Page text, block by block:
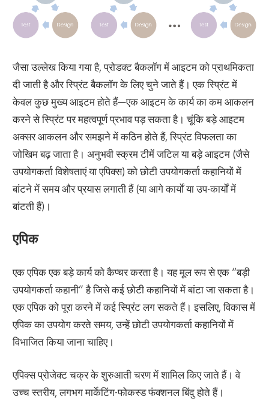
जैसा उल्लेख किया गया है, प्रोडक्ट बैकलॉग में आइटम को प्राथमिकता
दी जाती है और स्प्रिंट बैकलॉग के लिए चुने जाते हैं। एक स्प्रिंट में
केवल कुछ मुख्य आइटम होते हैं—एक आइटम के कार्य का कम आकलन
करने से स्प्रिंट पर महत्वपूर्ण प्रभाव पड़ सकता है। चूंकि बड़े आइटम
अक्सर आकलन और समझने में कठिन होते हैं, स्प्रिंट विफलता का
जोखिम बढ़ जाता है। अनुभवी स्क्रम टीमें जटिल या बड़े आइटम (जैसे
उपयोगकर्ता विशेषताएं या एपिक्स) को छोटी उपयोगकर्ता कहानियों में
बांटने में समय और प्रयास लगाती हैं (या आगे कार्यों या उप-कार्यों में
बांटती हैं)।
एपिक
एक एपिक एक बड़े कार्य को कैप्चर करता है। यह मूल रूप से एक “बड़ी
उपयोगकर्ता कहानी” है जिसे कई छोटी कहानियों में बांटा जा सकता है।
एक एपिक को पूरा करने में कई स्प्रिंट लग सकते हैं। इसलिए, विकास में
एपिक का उपयोग करते समय, उन्हें छोटी उपयोगकर्ता कहानियों में
विभाजित किया जाना चाहिए।
एपिक्स प्रोजेक्ट चक्र के शुरुआती चरण में शामिल किए जाते हैं। वे
उच्च स्तरीय, लगभग मार्केटिंग-फोकस्ड फंक्शनल बिंदु होते हैं।